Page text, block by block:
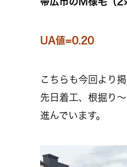
UA値=0.20
こちらも今回より掲
先日着工、根掘り
進んでいます。